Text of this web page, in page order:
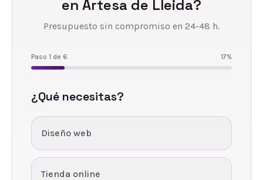
en Artesa de Lleida?
Presupuesto sin compromiso en 24-48 h.
Paso 1 de 6 17%
¿Qué necesitas?
Diseño web
Tienda online